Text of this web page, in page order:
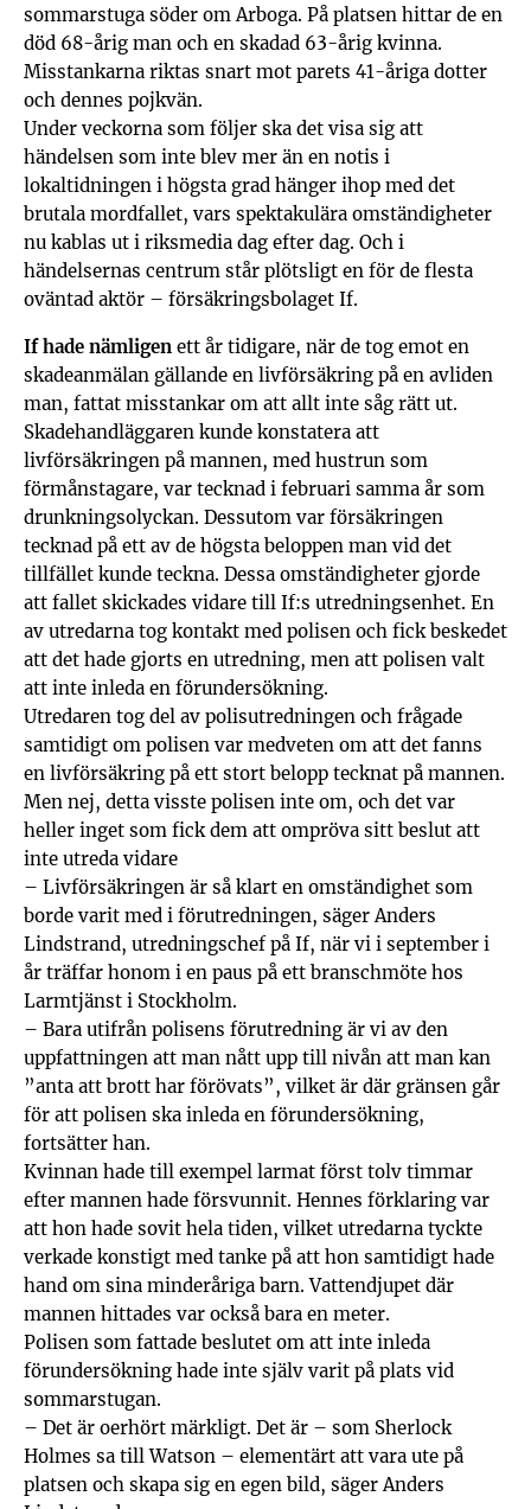
sommarstuga söder om Arboga. På platsen hittar de en
död 68-årig man och en skadad 63-årig kvinna.
Misstankarna riktas snart mot parets 41-åriga dotter
och dennes pojkvän.
Under veckorna som följer ska det visa sig att
händelsen som inte blev mer än en notis i
lokaltidningen i högsta grad hänger ihop med det
brutala mordfallet, vars spektakulära omständigheter
nu kablas ut i riksmedia dag efter dag. Och i
händelsernas centrum står plötsligt en för de flesta
oväntad aktör – försäkringsbolaget If.
If hade nämligen ett år tidigare, när de tog emot en
skadeanmälan gällande en livförsäkring på en avliden
man, fattat misstankar om att allt inte såg rätt ut.
Skadehandläggaren kunde konstatera att
livförsäkringen på mannen, med hustrun som
förmånstagare, var tecknad i februari samma år som
drunkningsolyckan. Dessutom var försäkringen
tecknad på ett av de högsta beloppen man vid det
tillfället kunde teckna. Dessa omständigheter gjorde
att fallet skickades vidare till If:s utredningsenhet. En
av utredarna tog kontakt med polisen och fick beskedet
att det hade gjorts en utredning, men att polisen valt
att inte inleda en förundersökning.
Utredaren tog del av polisutredningen och frågade
samtidigt om polisen var medveten om att det fanns
en livförsäkring på ett stort belopp tecknat på mannen.
Men nej, detta visste polisen inte om, och det var
heller inget som fick dem att ompröva sitt beslut att
inte utreda vidare
– Livförsäkringen är så klart en omständighet som
borde varit med i förutredningen, säger Anders
Lindstrand, utredningschef på If, när vi i september i
år träffar honom i en paus på ett branschmöte hos
Larmtjänst i Stockholm.
– Bara utifrån polisens förutredning är vi av den
uppfattningen att man nått upp till nivån att man kan
”anta att brott har förövats”, vilket är där gränsen går
för att polisen ska inleda en förundersökning,
fortsätter han.
Kvinnan hade till exempel larmat först tolv timmar
efter mannen hade försvunnit. Hennes förklaring var
att hon hade sovit hela tiden, vilket utredarna tyckte
verkade konstigt med tanke på att hon samtidigt hade
hand om sina minderåriga barn. Vattendjupet där
mannen hittades var också bara en meter.
Polisen som fattade beslutet om att inte inleda
förundersökning hade inte själv varit på plats vid
sommarstugan.
– Det är oerhört märkligt. Det är – som Sherlock
Holmes sa till Watson – elementärt att vara ute på
platsen och skapa sig en egen bild, säger Anders